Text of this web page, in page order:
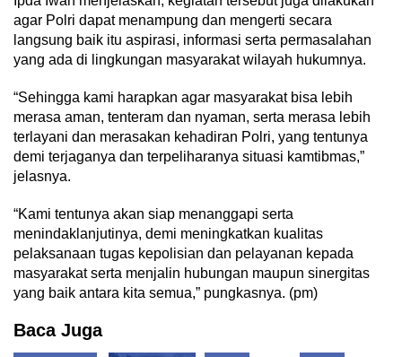
agar Polri dapat menampung dan mengerti secara
langsung baik itu aspirasi, informasi serta permasalahan
yang ada di lingkungan masyarakat wilayah hukumnya.
“Sehingga kami harapkan agar masyarakat bisa lebih
merasa aman, tenteram dan nyaman, serta merasa lebih
terlayani dan merasakan kehadiran Polri, yang tentunya
demi terjaganya dan terpeliharanya situasi kamtibmas,”
jelasnya.
“Kami tentunya akan siap menanggapi serta
menindaklanjutinya, demi meningkatkan kualitas
pelaksanaan tugas kepolisian dan pelayanan kepada
masyarakat serta menjalin hubungan maupun sinergitas
yang baik antara kita semua,” pungkasnya. (pm)
Baca Juga